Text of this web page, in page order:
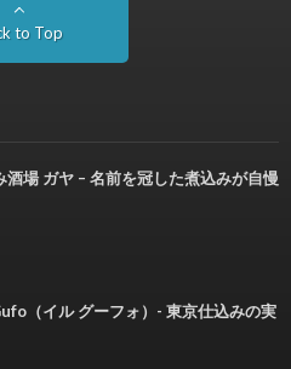
to Top
酒場 ガヤ – 名前を冠した煮込みが自慢
（イル グーフォ）- 東京仕込みの実